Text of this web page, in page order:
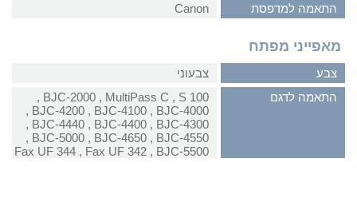
התאמה למדפסת
Canon
מאפייני מפתח
צבע
צבעוני
התאמה לדגם
S 100‏ , ‏MultiPass C‏ , ‏BJC-2000‏ ,
‏BJC-4000‏ , ‏BJC-4100‏ , ‏BJC-4200‏ ,
‏BJC-4300‏ , ‏BJC-4400‏ , ‏BJC-4440‏ ,
‏BJC-4550‏ , ‏BJC-4650‏ , ‏BJC-5000‏ ,